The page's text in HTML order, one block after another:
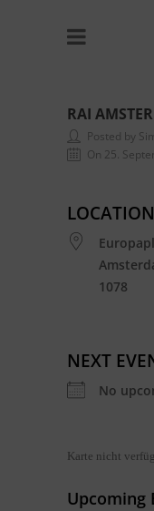
RAI
Posted by
On 25.
LOCATION
1078
NEXT
No
Karte nicht
Upcoming